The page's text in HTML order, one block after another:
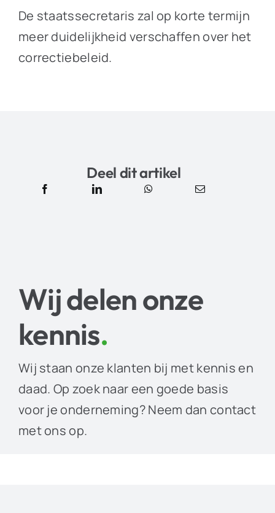
De staatssecretaris zal op korte termijn
meer duidelijkheid verschaffen over het
correctiebeleid.
Deel dit artikel
Wij delen onze
kennis.
Wij staan onze klanten bij met kennis en
daad. Op zoek naar een goede basis
voor je onderneming? Neem dan contact
met ons op.